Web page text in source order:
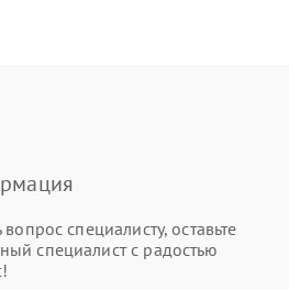
специалисту, оставьте
специалист с радостью